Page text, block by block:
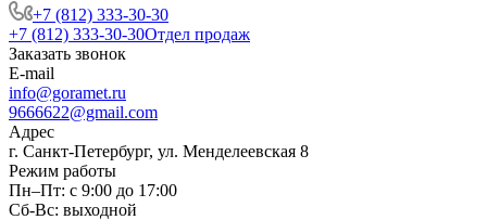
+7 (812) 333-30-30
+7 (812) 333-30-30Отдел продаж
Заказать звонок
E-mail
info@goramet.ru
9666622@gmail.com
Адрес
г. Санкт-Петербург, ул. Менделеевская 8
Режим работы
Пн–Пт: с 9:00 до 17:00
Сб-Вс: выходной